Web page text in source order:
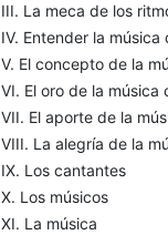
III. La meca de los
IV. Entender la música
V. El concepto de la
VI. El oro de la música
VII. El aporte de la
VIII. La alegría de la
IX. Los cantantes
X. Los músicos
XI. La música